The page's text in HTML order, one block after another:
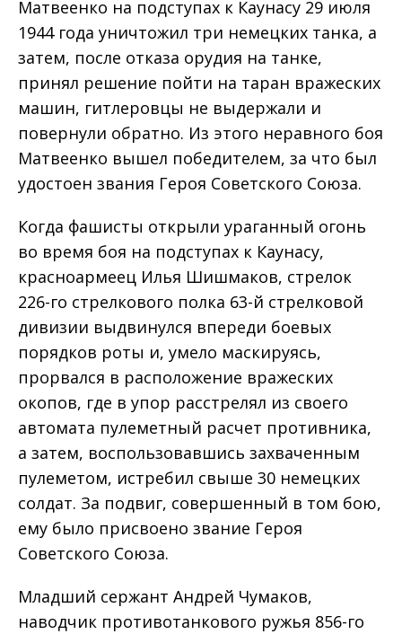
Матвеенко на подступах к Каунасу 29 июля
1944 года уничтожил три немецких танка, а
затем, после отказа орудия на танке,
принял решение пойти на таран вражеских
машин, гитлеровцы не выдержали и
повернули обратно. Из этого неравного боя
Матвеенко вышел победителем, за что был
удостоен звания Героя Советского Союза.
Когда фашисты открыли ураганный огонь
во время боя на подступах к Каунасу,
красноармеец Илья Шишмаков, стрелок
226-го стрелкового полка 63-й стрелковой
дивизии выдвинулся впереди боевых
порядков роты и, умело маскируясь,
прорвался в расположение вражеских
окопов, где в упор расстрелял из своего
автомата пулеметный расчет противника,
а затем, воспользовавшись захваченным
пулеметом, истребил свыше 30 немецких
солдат. За подвиг, совершенный в том бою,
ему было присвоено звание Героя
Советского Союза.
Младший сержант Андрей Чумаков,
наводчик противотанкового ружья 856-го